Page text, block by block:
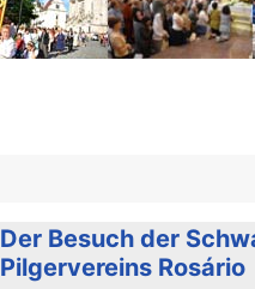
Der Besuch der
Pilgervereins Rosário